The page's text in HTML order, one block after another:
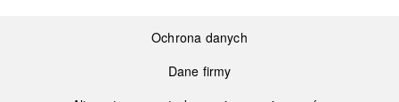
Ochrona danych
Dane firmy